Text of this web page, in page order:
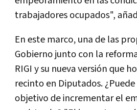
trabajadores ocupados",
En este marco, una de las
Gobierno junto con la
RIGI y su nueva versión que
recinto en Diputados.
objetivo de incrementar el